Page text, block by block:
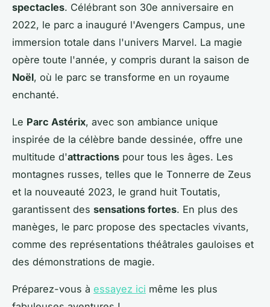
spectacles. Célébrant son 30e anniversaire en
2022, le parc a inauguré l'Avengers Campus, une
immersion totale dans l'univers Marvel. La magie
opère toute l'année, y compris durant la saison de
Noël, où le parc se transforme en un royaume
enchanté.
Le Parc Astérix, avec son ambiance unique
inspirée de la célèbre bande dessinée, offre une
multitude d'attractions pour tous les âges. Les
montagnes russes, telles que le Tonnerre de Zeus
et la nouveauté 2023, le grand huit Toutatis,
garantissent des sensations fortes. En plus des
manèges, le parc propose des spectacles vivants,
comme des représentations théâtrales gauloises et
des démonstrations de magie.
Préparez-vous à essayez ici même les plus